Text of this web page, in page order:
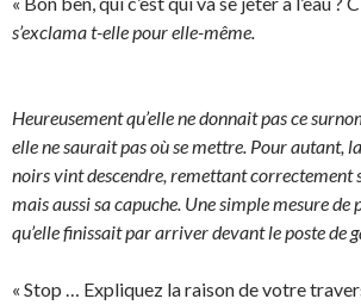
s’exclama t-elle pour elle-même.
Heureusement qu’elle ne donnait pas ce
elle ne saurait pas où se mettre. Pour autant,
noirs vint descendre, remettant correctement
mais aussi sa capuche. Une simple mesure
qu’elle finissait par arriver devant le poste de
« Stop … Expliquez la raison de votre